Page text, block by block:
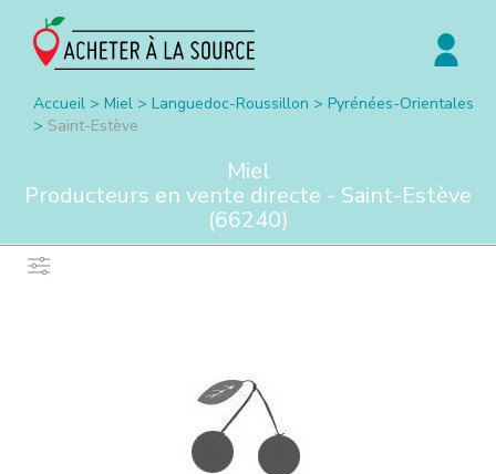
Accueil > Miel > Languedoc-Roussillon > Pyrénées-Orientales
> Saint-Estève
Miel
Producteurs en vente directe - Saint-Estève
(66240)